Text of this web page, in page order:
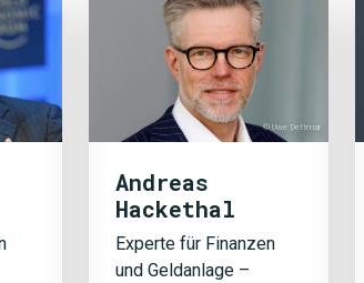
© Uwe Dettmar
Andreas
Hackethal
Experte für Finanzen
und Geldanlage –